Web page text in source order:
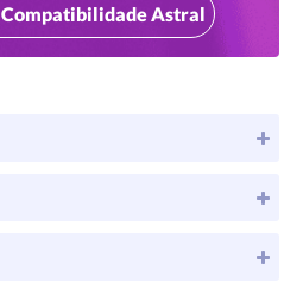
Compatibilidade Astral